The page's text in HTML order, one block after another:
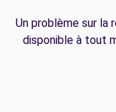
Un problème sur la
disponible à tout